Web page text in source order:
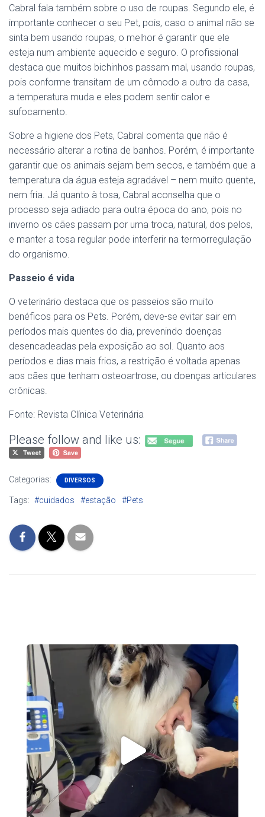
Cabral fala também sobre o uso de roupas. Segundo ele, é
importante conhecer o seu Pet, pois, caso o animal não se
sinta bem usando roupas, o melhor é garantir que ele
esteja num ambiente aquecido e seguro. O profissional
destaca que muitos bichinhos passam mal, usando roupas,
pois conforme transitam de um cômodo a outro da casa,
a temperatura muda e eles podem sentir calor e
sufocamento.
Sobre a higiene dos Pets, Cabral comenta que não é
necessário alterar a rotina de banhos. Porém, é importante
garantir que os animais sejam bem secos, e também que a
temperatura da água esteja agradável – nem muito quente,
nem fria. Já quanto à tosa, Cabral aconselha que o
processo seja adiado para outra época do ano, pois no
inverno os cães passam por uma troca, natural, dos pelos,
e manter a tosa regular pode interferir na termorregulação
do organismo.
Passeio é vida
O veterinário destaca que os passeios são muito
benéficos para os Pets. Porém, deve-se evitar sair em
períodos mais quentes do dia, prevenindo doenças
desencadeadas pela exposição ao sol. Quanto aos
períodos e dias mais frios, a restrição é voltada apenas
aos cães que tenham osteoartrose, ou doenças articulares
crônicas.
Fonte: Revista Clínica Veterinária
Please follow and like us:
Categorias: DIVERSOS
Tags: #cuidados #estação #Pets